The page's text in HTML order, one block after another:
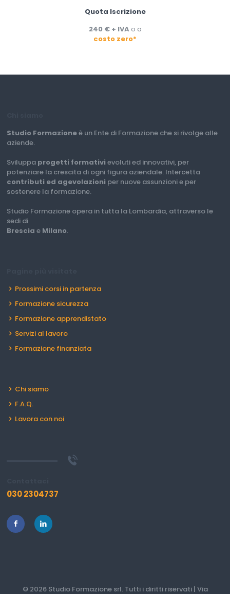
Quota Iscrizione
240 € + IVAo a
costo zero*
Studio Formazioneè un Ente di Formazione che si rivolge alle
aziende.
Sviluppa progetti formativi evoluti ed innovativi, per
potenziare la crescita di ogni figura aziendale. Intercetta
contributi ed agevolazioni per nuove assunzioni e per
sostenere la formazione.
Studio Formazione opera in tutta la Lombardia, attraverso le
sedi di
Brescia e Milano.
Prossimi corsi in partenza
Formazione sicurezza
Formazione apprendistato
Servizi al lavoro
Formazione finanziata
Chi siamo
F.A.Q.
Lavora con noi
030 2304737
© 2026 Studio Formazione srl. Tutti i diritti riservati | Via